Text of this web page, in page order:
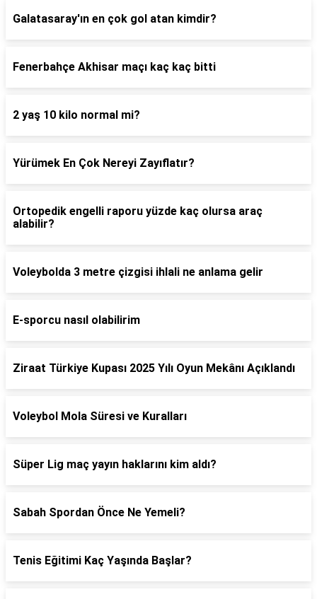
Galatasaray'ın en çok gol atan kimdir?
Fenerbahçe Akhisar maçı kaç kaç bitti
2 yaş 10 kilo normal mi?
Yürümek En Çok Nereyi Zayıflatır?
Ortopedik engelli raporu yüzde kaç olursa araç
alabilir?
Voleybolda 3 metre çizgisi ihlali ne anlama gelir
E-sporcu nasıl olabilirim
Ziraat Türkiye Kupası 2025 Yılı Oyun Mekânı Açıklandı
Voleybol Mola Süresi ve Kuralları
Süper Lig maç yayın haklarını kim aldı?
Sabah Spordan Önce Ne Yemeli?
Tenis Eğitimi Kaç Yaşında Başlar?